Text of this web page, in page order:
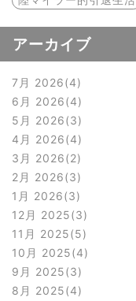
アーカイブ
7月 2026 4
6月 2026 4
5月 2026 3
4月 2026 4
3月 2026 2
2月 2026 3
1月 2026 3
12月 2025 3
11月 2025 5
10月 2025 4
9月 2025 3
8月 2025 4